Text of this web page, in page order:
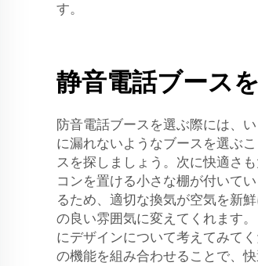
す。
静音電話ブース
防音電話ブースを選ぶ際には、
に漏れないようなブースを選ぶ
スを探しましょう。次に快適さ
コンを置ける小さな棚が付いて
るため、適切な換気が空気を新
の良い雰囲気に変えてくれます
にデザインについて考えてみて
の機能を組み合わせることで、